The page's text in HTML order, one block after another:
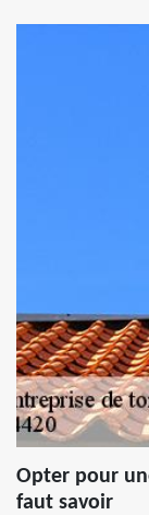
Opter pour
faut savoir